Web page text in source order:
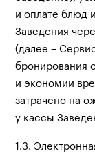
и оплате блюд
Заведения
(далее –
бронирования
и экономии
затрачено на
у кассы
1.3.